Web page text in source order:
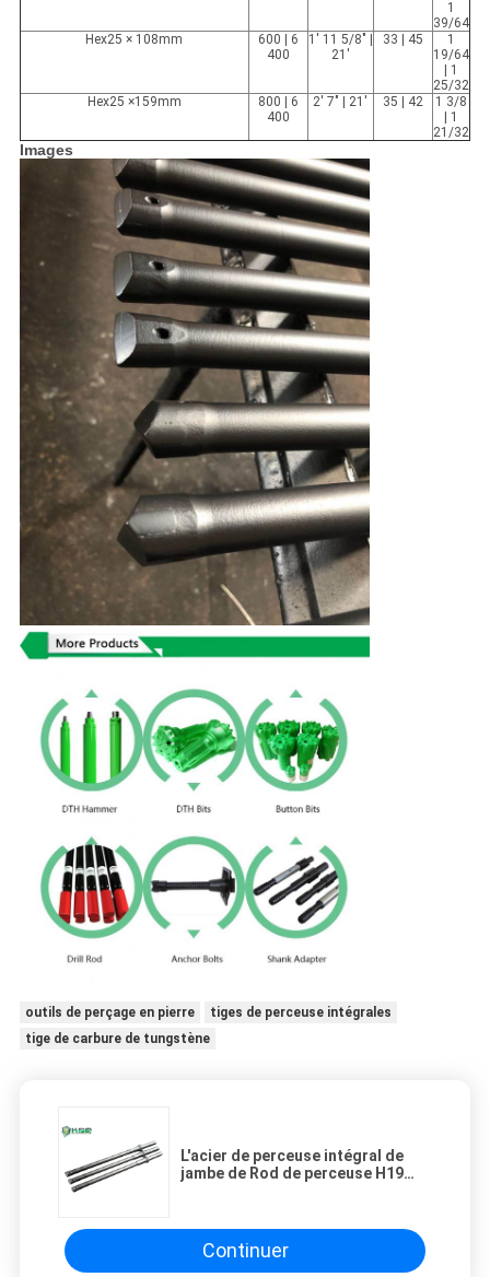
1
39/64
Hex25 × 108mm
600 | 6
400
1' 11 5/8" |
21'
33 | 45
1
19/64
| 1
25/32
Hex25 ×159mm
800 | 6
400
2' 7" | 21' 35 | 42
1 3/8
| 1
21/32
Images
outils de perçage en pierre
tiges de perceuse intégrales
tige de carbure de tungstène
L'acier de perceuse intégral de
jambe de Rod de perceuse H19
perçage bon
Continuer